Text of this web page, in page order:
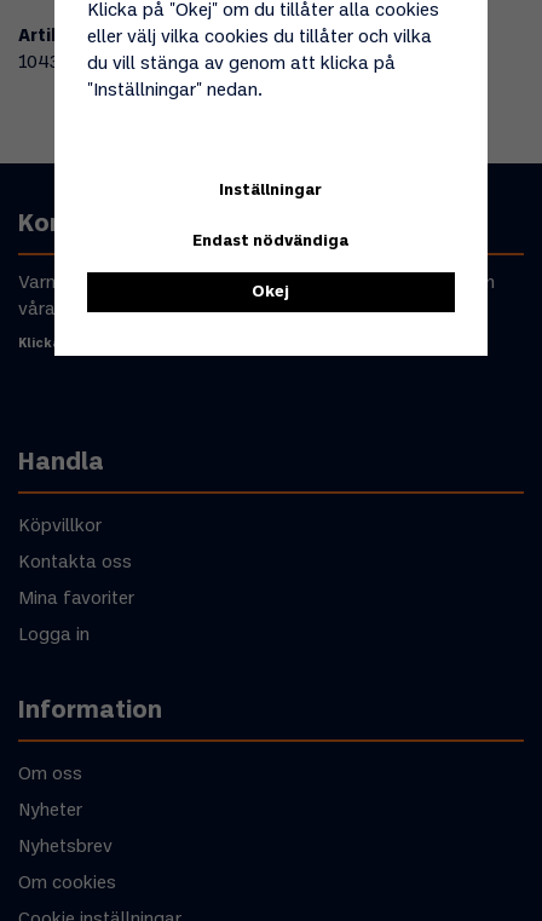
Artikelnummer:
104334
Kontakta oss
Varmt välkommen att kontakta oss om du har frågor om
våra produkter eller din beställning.
Klicka här för att komma till kontaktformulär
Handla
Köpvillkor
Kontakta oss
Mina favoriter
Logga in
Information
Om oss
Nyheter
Nyhetsbrev
Om cookies
Klicka på "Okej" om du tillåter alla cookies
eller välj vilka cookies du tillåter och vilka
du vill stänga av genom att klicka på
"Inställningar" nedan.
Inställningar
Endast nödvändiga
Okej